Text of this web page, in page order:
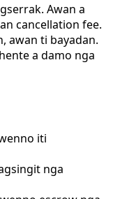
Awan a
cancellation fee.
awan ti bayadan.
a damo nga
iti
nga